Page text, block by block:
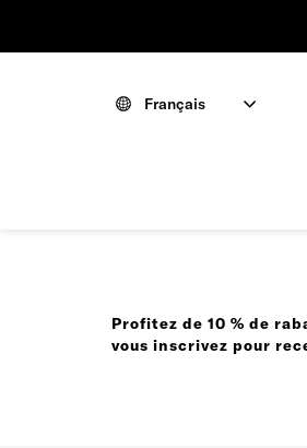
Français
Profitez de 10 % de
vous inscrivez pour